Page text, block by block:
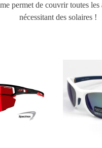
permet de couvrir toutes
nécessitant des solaires !